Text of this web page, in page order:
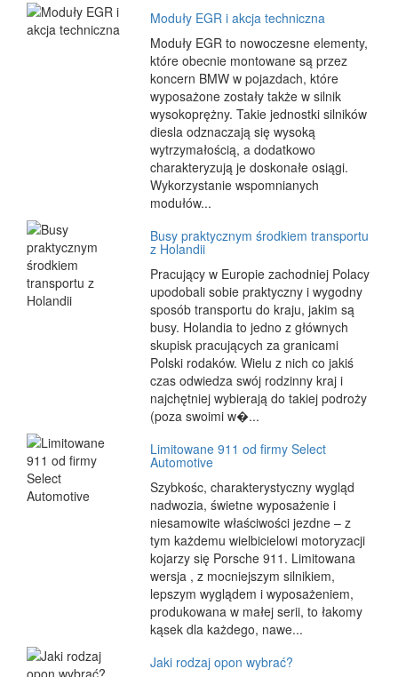
Moduły EGR i akcja techniczna
Moduły EGR to nowoczesne elementy,
które obecnie montowane są przez
koncern BMW w pojazdach, które
wyposażone zostały także w silnik
wysokoprężny. Takie jednostki silników
diesla odznaczają się wysoką
wytrzymałością, a dodatkowo
charakteryzują je doskonałe osiągi.
Wykorzystanie wspomnianych
modułów...
Busy praktycznym środkiem transportu
z Holandii
Pracujący w Europie zachodniej Polacy
upodobali sobie praktyczny i wygodny
sposób transportu do kraju, jakim są
busy. Holandia to jedno z głównych
skupisk pracujących za granicami
Polski rodaków. Wielu z nich co jakiś
czas odwiedza swój rodzinny kraj i
najchętniej wybierają do takiej podroży
(poza swoimi w�...
Limitowane 911 od firmy Select
Automotive
Szybkośc, charakterystyczny wygląd
nadwozia, świetne wyposażenie i
niesamowite właściwości jezdne – z
tym każdemu wielbicielowi motoryzacji
kojarzy się Porsche 911. Limitowana
wersja , z mocniejszym silnikiem,
lepszym wyglądem i wyposażeniem,
produkowana w małej serii, to łakomy
kąsek dla każdego, nawe...
Jaki rodzaj opon wybrać?